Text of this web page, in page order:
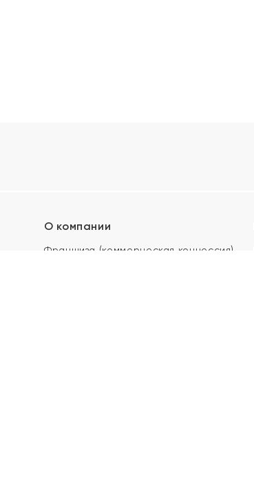
О компании
Франшиза (коммерческая концессия)